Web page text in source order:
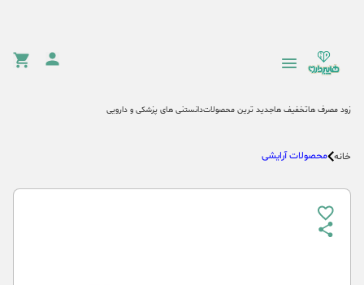
زود مصرف هاتخفیف هاجدید ترین محصولاتدانستنی های پزشکی و دارویی
خانه محصولات آرایشی